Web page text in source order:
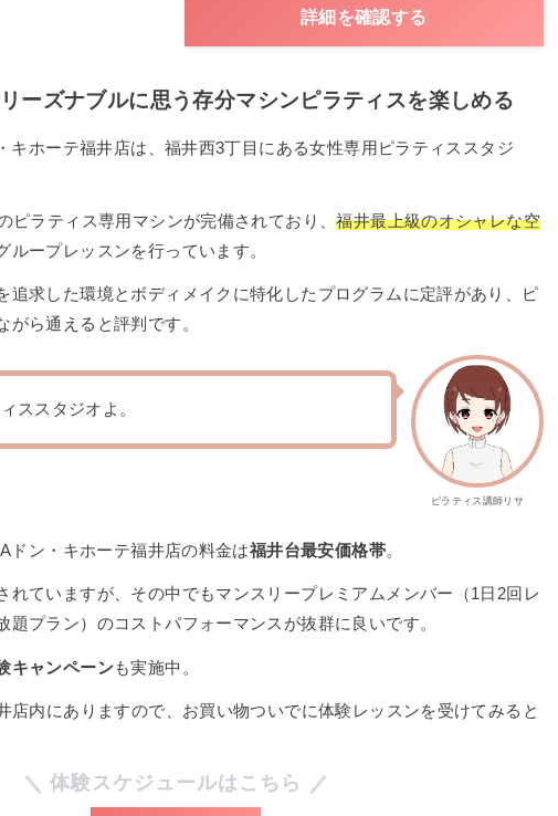
詳細を確認する
ーズナブルに思う存分マシンピラティスを楽しめる
キホーテ福井店は、福井西3丁目にある女性専用ピラティススタジ
ピラティス専用マシンが完備されており、福井最上級のオシャレな空
ループレッスンを行っています。
追求した環境とボディメイクに特化したプログラムに定評があり、ピ
がら通えると評判です。
ピラティス講師リサ
ススタジオよ。
ドン・キホーテ福井店の料金は福井台最安価格帯。
れていますが、その中でもマンスリープレミアムメンバー（1日2回レ
題プラン）のコストパフォーマンスが抜群に良いです。
キャンペーンも実施中。
店内にありますので、お買い物ついでに体験レッスンを受けてみると
体験スケジュールはこちら